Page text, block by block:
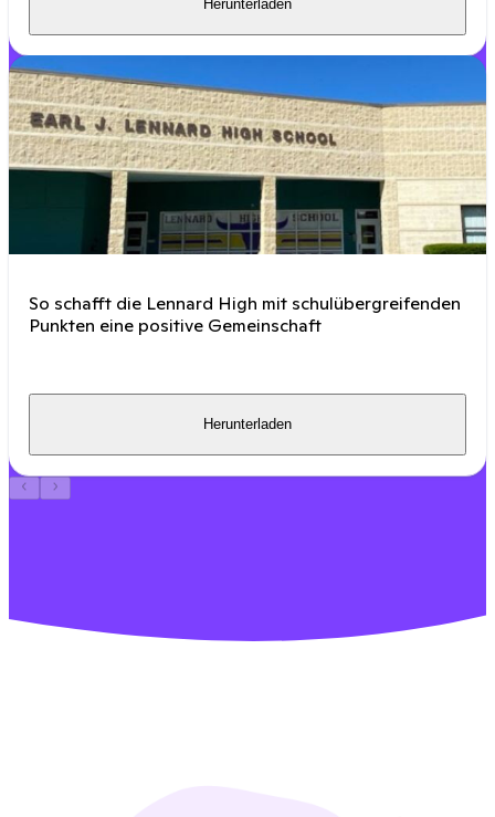
Herunterladen
So schafft die Lennard High mit schulübergreifenden
Punkten eine positive Gemeinschaft
Herunterladen